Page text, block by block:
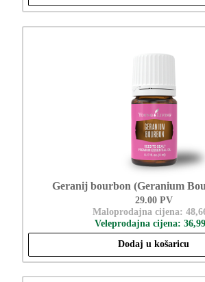
Geranij bourbon (Geranium
29.00 PV
Maloprodajna cijena:
Veleprodajna cijena:
Dodaj u košaricu